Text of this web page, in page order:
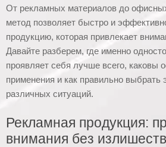
От рекламных материалов до
метод позволяет быстро и
продукцию, которая привлекает
Давайте разберем, где именно
проявляет себя лучше всего, каковы
применения и как правильно выбрать
различных ситуаций.
Рекламная продукция:
внимания без излишеств